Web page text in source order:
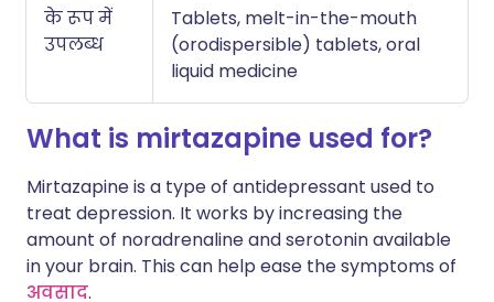
के रूप में
उपलब्ध
Tablets, melt-in-the-mouth
(orodispersible) tablets, oral
liquid medicine
What is mirtazapine used for?
Mirtazapine is a type of antidepressant used to
treat depression. It works by increasing the
amount of noradrenaline and serotonin available
in your brain. This can help ease the symptoms of
अवसाद.